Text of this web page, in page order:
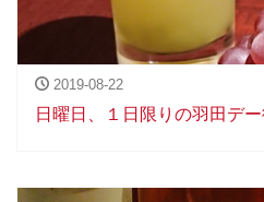
2019-08-22
日曜日、１日限りの羽田デー